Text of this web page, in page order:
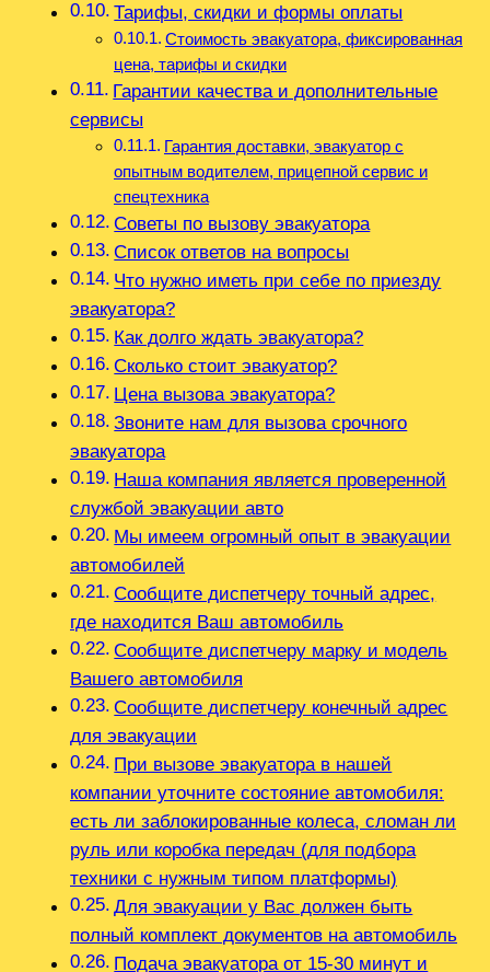
Тарифы, скидки и формы оплаты
Стоимость эвакуатора, фиксированная
цена, тарифы и скидки
Гарантии качества и дополнительные
сервисы
Гарантия доставки, эвакуатор с
опытным водителем, прицепной сервис и
спецтехника
Советы по вызову эвакуатора
Список ответов на вопросы
Что нужно иметь при себе по приезду
эвакуатора?
Как долго ждать эвакуатора?
Сколько стоит эвакуатор?
Цена вызова эвакуатора?
Звоните нам для вызова срочного
эвакуатора
Наша компания является проверенной
службой эвакуации авто
Мы имеем огромный опыт в эвакуации
автомобилей
Сообщите диспетчеру точный адрес,
где находится Ваш автомобиль
Сообщите диспетчеру марку и модель
Вашего автомобиля
Сообщите диспетчеру конечный адрес
для эвакуации
При вызове эвакуатора в нашей
компании уточните состояние автомобиля:
есть ли заблокированные колеса, сломан ли
руль или коробка передач (для подбора
техники с нужным типом платформы)
Для эвакуации у Вас должен быть
полный комплект документов на автомобиль
Подача эвакуатора от 15-30 минут и